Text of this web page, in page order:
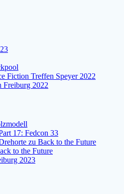
Fiction Treffen Speyer 2022
Freiburg 2022
17: Fedcon 33
zu Back to the Future
to the Future
2023